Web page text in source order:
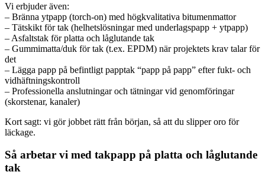
Vi erbjuder även:
– Bränna ytpapp (torch-on) med högkvalitativa bitumenmattor
– Tätskikt för tak (helhetslösningar med underlagspapp + ytpapp)
– Asfaltstak för platta och låglutande tak
– Gummimatta/duk för tak (t.ex. EPDM) när projektets krav talar för
det
– Lägga papp på befintligt papptak “papp på papp” efter fukt- och
vidhäftningskontroll
– Professionella anslutningar och tätningar vid genomföringar
(skorstenar, kanaler)
Kort sagt: vi gör jobbet rätt från början, så att du slipper oro för
läckage.
Så arbetar vi med takpapp på platta och låglutande
tak